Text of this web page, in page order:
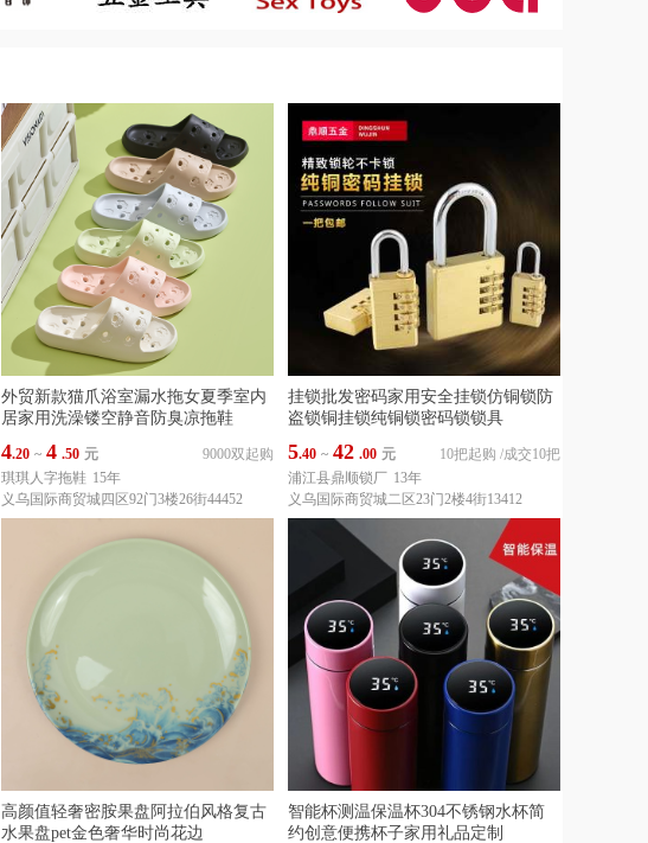
外贸新款猫爪浴室漏水拖女夏季室内
居家用洗澡镂空静音防臭凉拖鞋
4.20 ~ 4 .50 元
9000双起购
琪琪人字拖鞋 15年
义乌国际商贸城四区92门3楼26街44452
挂锁批发密码家用安全挂锁仿铜锁防
盗锁铜挂锁纯铜锁密码锁锁具
5.40 ~ 42 .00 元 成交10把
10把起购 /
浦江县鼎顺锁厂 13年
义乌国际商贸城二区23门2楼4街13412
高颜值轻奢密胺果盘阿拉伯风格复古
水果盘pet金色奢华时尚花边
智能杯测温保温杯304不锈钢水杯简
约创意便携杯子家用礼品定制